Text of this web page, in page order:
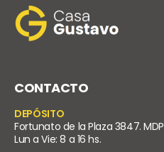
CONTACTO
DEPÓSITO
Fortunato de la Plaza 3847. MDP
Lun a Vie: 8 a 16 hs.